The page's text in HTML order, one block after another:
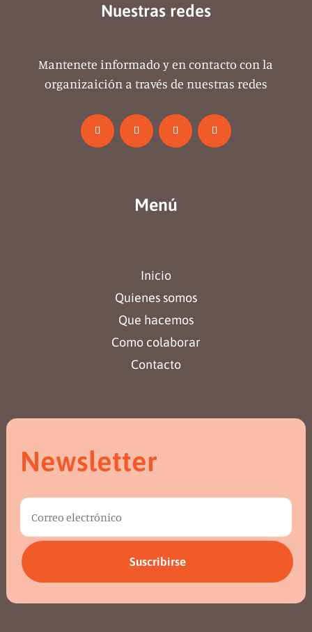
Nuestras redes
Mantenete informado y en contacto con la
organizaición a través de nuestras redes
Menú
Inicio
Quienes somos
Que hacemos
Como colaborar
Contacto
Newsletter
Suscribirse